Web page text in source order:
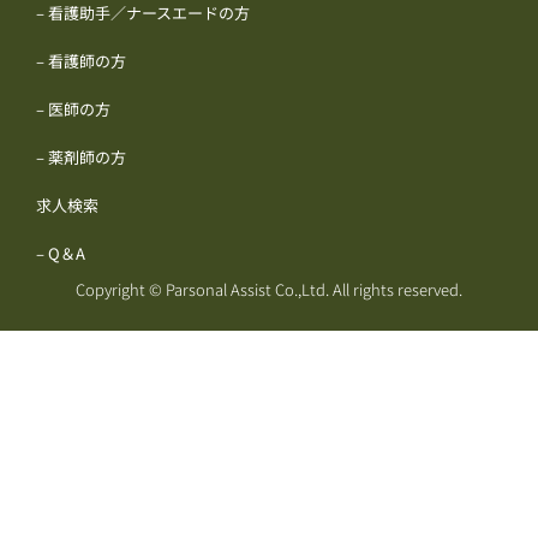
– 看護助手／ナースエードの方
– 看護師の方
– 医師の方
– 薬剤師の方
求人検索
– Q＆A
Copyright © Parsonal Assist Co.,Ltd. All rights reserved.